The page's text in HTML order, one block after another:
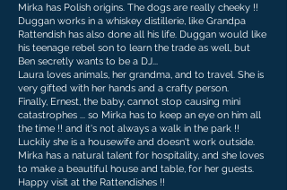
Mirka has Polish origins. The dogs are really cheeky !!
Duggan works in a whiskey distillerie, like Grandpa
Rattendish has also done all his life. Duggan would like
his teenage rebel son to learn the trade as well, but
Ben secretly wants to be a DJ...
Laura loves animals, her grandma, and to travel. She is
very gifted with her hands and a crafty person.
Finally, Ernest, the baby, cannot stop causing mini
catastrophes ... so Mirka has to keep an eye on him all
the time !! and it's not always a walk in the park !!
Luckily she is a housewife and doesn't work outside.
Mirka has a natural talent for hospitality, and she loves
to make a beautiful house and table, for her guests.
Happy visit at the Rattendishes !!